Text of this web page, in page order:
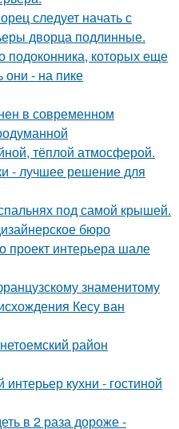
следует начать с
дворца подлинные.
подоконника, которых еще
они - на пике
в современном
тёплой атмосферой.
- лучшее решение для
под самой крышей.
бюро
проект интерьера шале
знаменитому
Кесу ван
район
кухни - гостиной
в 2 раза дороже -